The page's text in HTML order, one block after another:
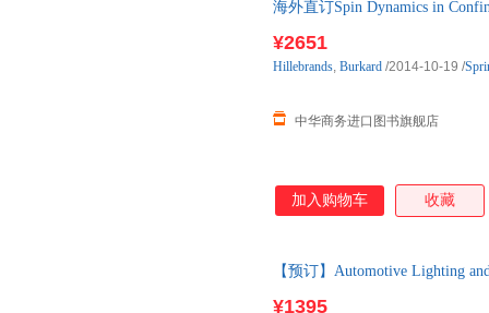
海外直订Spin Dynamics in
¥2651
中华商务进口图书旗舰店
Hillebrands, Burkard /2014-10-19 /
加入购物车 收藏
【预订】Automotive Lighting
¥1395